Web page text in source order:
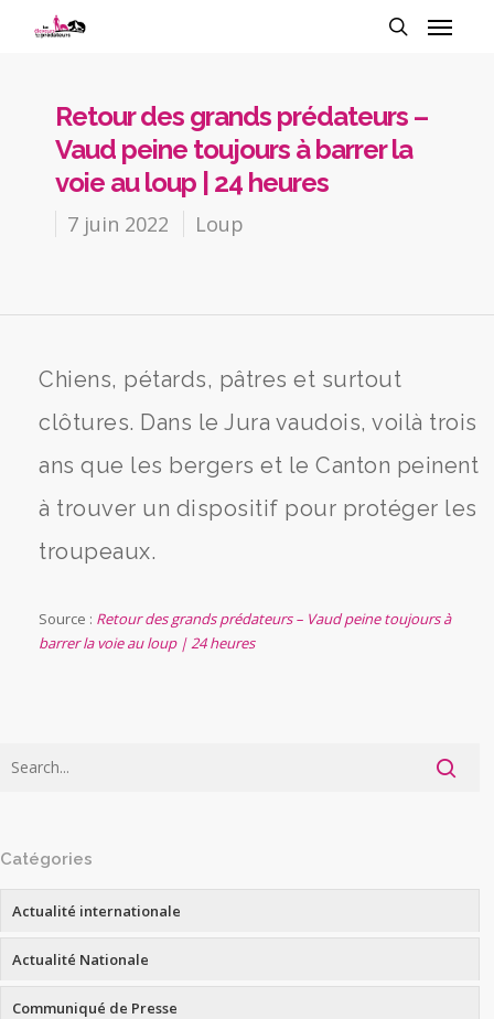
Retour des grands prédateurs –
Vaud peine toujours à barrer la
voie au loup | 24 heures
7 juin 2022 Loup
Chiens, pétards, pâtres et surtout
clôtures. Dans le Jura vaudois, voilà trois
ans que les bergers et le Canton peinent
à trouver un dispositif pour protéger les
troupeaux.
Source : Retour des grands prédateurs – Vaud peine toujours à
barrer la voie au loup | 24 heures
Catégories
Actualité internationale
Actualité Nationale
Communiqué de Presse